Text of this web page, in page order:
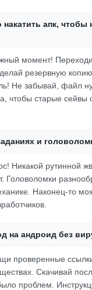
накатить апк, чтобы
момент!
резервную
Не забывай, файл
чтобы старые сейвы
и
Никакой рутинной
Головоломки
Наконец-то
на андроид без
проверенные
Скачивай
проблем.